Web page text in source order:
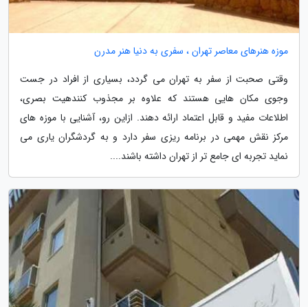
موزه هنرهای معاصر تهران ، سفری به دنیا هنر مدرن
وقتی صحبت از سفر به تهران می گردد، بسیاری از افراد در جست
وجوی مکان هایی هستند که علاوه بر مجذوب کنندهیت بصری،
اطلاعات مفید و قابل اعتماد ارائه دهند. ازاین رو، آشنایی با موزه های
مرکز نقش مهمی در برنامه ریزی سفر دارد و به گردشگران یاری می
نماید تجربه ای جامع تر از تهران داشته باشند....